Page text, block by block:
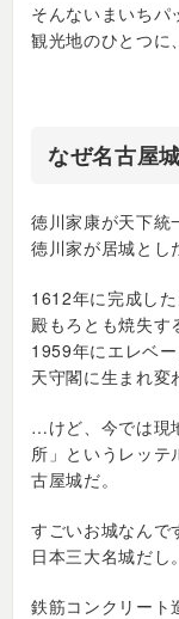
そんないまいちパ
観光地のひとつに
なぜ名古屋
徳川家康が天下統
徳川家が居城とし
1612年に完成し
殿もろとも焼失す
1959年にエレベ
天守閣に生まれ変
…けど、今では現
所」というレッテ
古屋城だ。
すごいお城なんで
日本三大名城だし。
鉄筋コンクリート